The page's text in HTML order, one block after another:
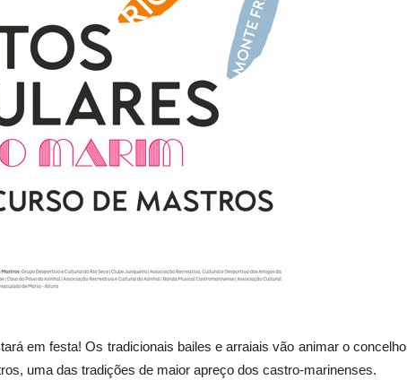
em festa! Os tradicionais bailes e arraiais vão animar o concelho
uma das tradições de maior apreço dos castro-marinenses.